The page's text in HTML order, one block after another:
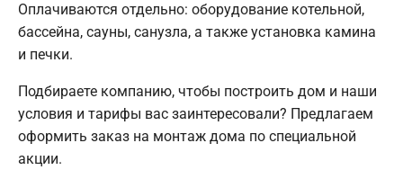
Оплачиваются отдельно: оборудование котельной,
бассейна, сауны, санузла, а также установка камина
и печки.
Подбираете компанию, чтобы построить дом и наши
условия и тарифы вас заинтересовали? Предлагаем
оформить заказ на монтаж дома по специальной
акции.